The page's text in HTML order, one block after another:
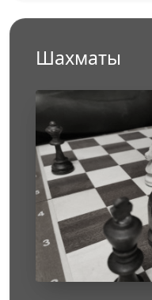
Шахматы